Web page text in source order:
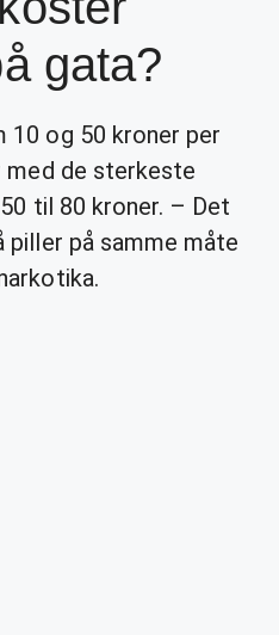
gata?
10 og 50 kroner per
de sterkeste
til 80 kroner. – Det
piller på samme måte